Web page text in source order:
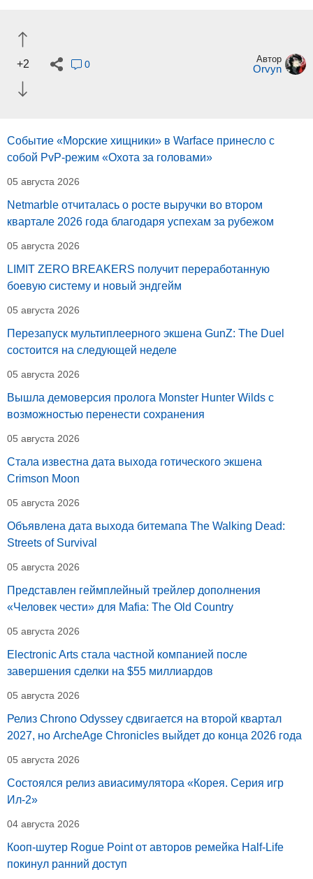
+2 0 Автор
Orvyn
Событие «Морские хищники» в Warface принесло с
собой PvP-режим «Охота за головами»
05 августа 2026
Netmarble отчиталась о росте выручки во втором
квартале 2026 года благодаря успехам за рубежом
05 августа 2026
LIMIT ZERO BREAKERS получит переработанную
боевую систему и новый эндгейм
05 августа 2026
Перезапуск мультиплеерного экшена GunZ: The Duel
состоится на следующей неделе
05 августа 2026
Вышла демоверсия пролога Monster Hunter Wilds с
возможностью перенести сохранения
05 августа 2026
Стала известна дата выхода готического экшена
Crimson Moon
05 августа 2026
Объявлена дата выхода битемапа The Walking Dead:
Streets of Survival
05 августа 2026
Представлен геймплейный трейлер дополнения
«Человек чести» для Mafia: The Old Country
05 августа 2026
Electronic Arts стала частной компанией после
завершения сделки на $55 миллиардов
05 августа 2026
Релиз Chrono Odyssey сдвигается на второй квартал
2027, но ArcheAge Chronicles выйдет до конца 2026 года
05 августа 2026
Состоялся релиз авиасимулятора «Корея. Серия игр
Ил-2»
04 августа 2026
Кооп-шутер Rogue Point от авторов ремейка Half-Life
покинул ранний доступ